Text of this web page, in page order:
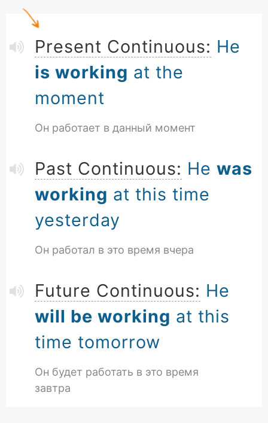
Present Continuous: He
is working at the
moment
Он работает в данный момент
Past Continuous: He was
working at this time
yesterday
Он работал в это время вчера
Future Continuous: He
will be working at this
time tomorrow
Он будет работать в это время
завтра